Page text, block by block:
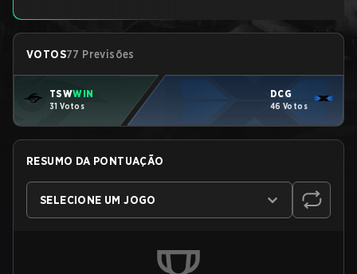
VOTOS77 Previsões
TSWWIN
31 Votos
DCG
46 Votos
RESUMO DA PONTUAÇÃO
SELECIONE UM JOGO